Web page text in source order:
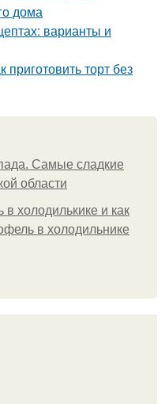
дома
варианты и
торт без
Самые сладкие
области
холодилькике и как
в холодильнике